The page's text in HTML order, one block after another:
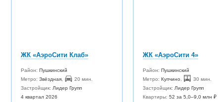
ЖК «АэроСити Клаб»
Район:Пушкинский
Метро: Звёздная
20 мин.
Застройщик: Лидер Групп
4 квартал 2026
ЖК «АэроСити 4»
Район: Пушкинский
Метро: Купчино
30 мин.
Застройщик: Лидер Групп
Квартиры: 52 за 5,0–9,0 млн ₽